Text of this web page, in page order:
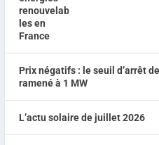
Prix négatifs : le seuil d’arrêt
ramené à 1 MW
L’actu solaire de juillet 2026